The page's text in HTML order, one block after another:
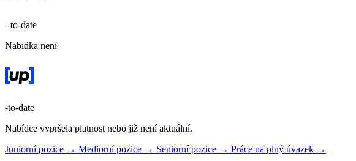
-to-date
Nabídka není
-to-date
Nabídce vypršela platnost nebo již není aktuální.
Juniorní pozice → Mediorní pozice → Seniorní pozice → Práce na plný úvazek →